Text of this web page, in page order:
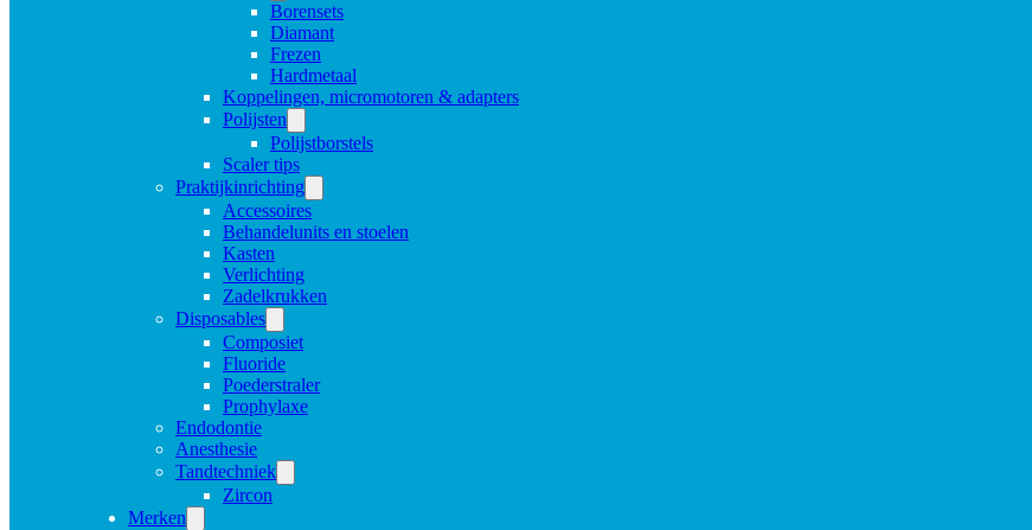
Borensets
Diamant
Frezen
Hardmetaal
Koppelingen, micromotoren & adapters
Polijsten
Polijstborstels
Scaler tips
Praktijkinrichting
Accessoires
Behandelunits en stoelen
Kasten
Verlichting
Zadelkrukken
Disposables
Composiet
Fluoride
Poederstraler
Prophylaxe
Endodontie
Anesthesie
Tandtechniek
Zircon
Merken